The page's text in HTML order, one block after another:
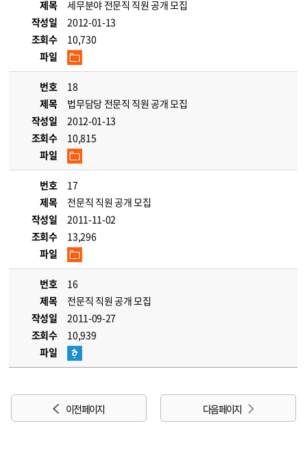
제목
세무분야 전문직 직원 공개 모집
작성일
2012-01-13
조회수
10,730
파일
번호
18
제목
법무담당 전문직 직원 공개 모집
작성일
2012-01-13
조회수
10,815
파일
번호
17
제목
전문직 직원 공개 모집
작성일
2011-11-02
조회수
13,296
파일
번호
16
제목
전문직 직원 공개 모집
작성일
2011-09-27
조회수
10,939
파일
이전 페이지 다음 페이지